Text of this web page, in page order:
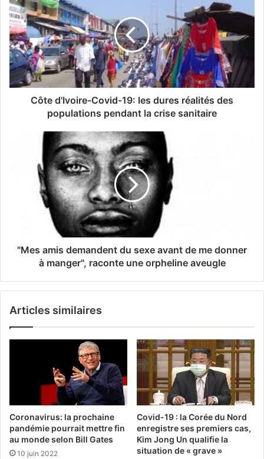
Côte d'Ivoire-Covid-19: les dures réalités des
populations pendant la crise sanitaire
"Mes amis demandent du sexe avant de me donner
à manger", raconte une orpheline aveugle
Articles similaires
Coronavirus: la prochaine
pandémie pourrait mettre fin
au monde selon Bill Gates
10 juin 2022
Covid-19 : la Corée du Nord
enregistre ses premiers cas,
Kim Jong Un qualifie la
situation de « grave »